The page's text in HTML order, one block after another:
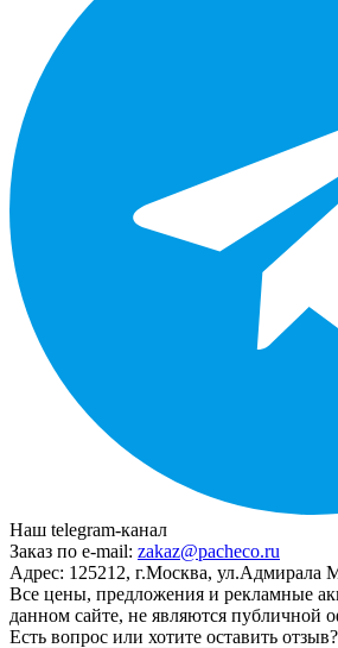
Наш telegram-канал
Заказ по e-mail: zakaz@pacheco.ru
Адрес: 125212, г.Москва, ул.Адмирала
Все цены, предложения и рекламные
данном сайте, не являются публичной
Есть вопрос или хотите оставить отзыв?